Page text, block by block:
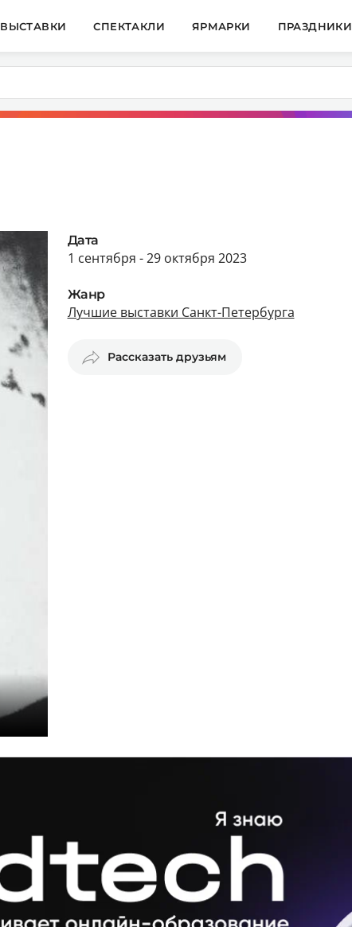
ВЫСТАВКИ СПЕКТАКЛИ ЯРМАРКИ ПРАЗДНИКИ
Дата
1 сентября - 29 октября 2023
Жанр
Лучшие выставки Санкт-Петербурга
Рассказать друзьям